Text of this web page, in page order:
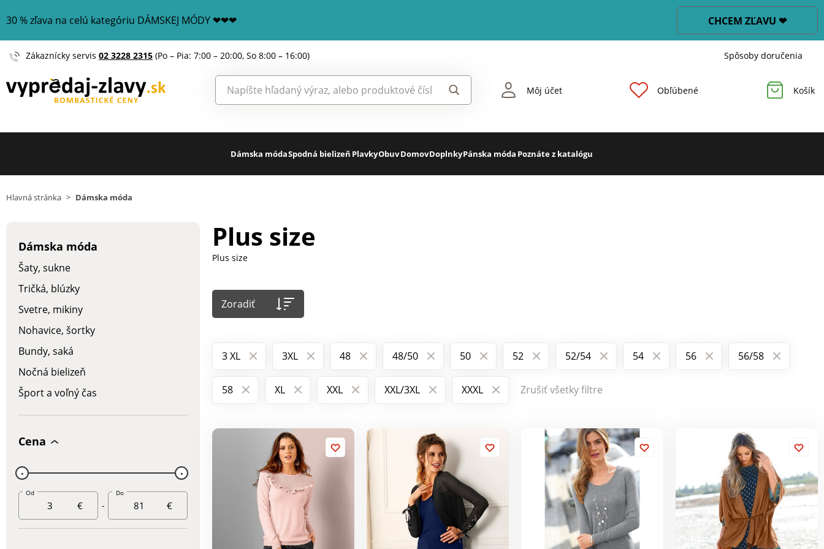
30 % zľava na celú kategóriu DÁMSKEJ MÓDY ❤❤❤ CHCEM ZĽAVU ❤
Zákaznícky servis 02 3228 2315 (Po – Pia: 7:00 – 20:00, So 8:00 – 16:00) Spôsoby doručenia
Môj účet Obľúbené Košík
Dámska módaSpodná bielizeň PlavkyObuvDomovDoplnkyPánska móda Poznáte z katalógu
Hlavná stránka > Dámska móda
Dámska móda
Šaty, sukne
Tričká, blúzky
Svetre, mikiny
Nohavice, šortky
Bundy, saká
Nočná bielizeň
Šport a voľný čas
Cena
€
Od
- €
Do
Plus size
Plus size
Zoradiť
3 XL 3XL 48 48/50 50 52 52/54 54 56 56/58
58 XL XXL XXL/3XL XXXL Zrušiť všetky filtre